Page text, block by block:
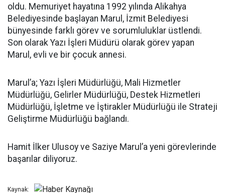
oldu. Memuriyet hayatına 1992 yılında Alikahya
Belediyesinde başlayan Marul, İzmit Belediyesi
bünyesinde farklı görev ve sorumluluklar üstlendi.
Son olarak Yazı İşleri Müdürü olarak görev yapan
Marul, evli ve bir çocuk annesi.
Marul’a; Yazı İşleri Müdürlüğü, Mali Hizmetler
Müdürlüğü, Gelirler Müdürlüğü, Destek Hizmetleri
Müdürlüğü, İşletme ve İştirakler Müdürlüğü ile Strateji
Geliştirme Müdürlüğü bağlandı.
Hamit İlker Ulusoy ve Saziye Marul’a yeni görevlerinde
başarılar diliyoruz.
Kaynak: